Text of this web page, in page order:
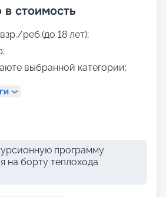
стоимость
реб.(до 18 лет);
выбранной категории;
программу
на борту теплохода